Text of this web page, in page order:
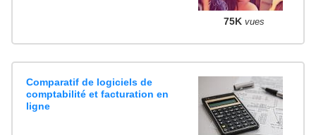
75K vues
Comparatif de logiciels de
comptabilité et facturation en
ligne